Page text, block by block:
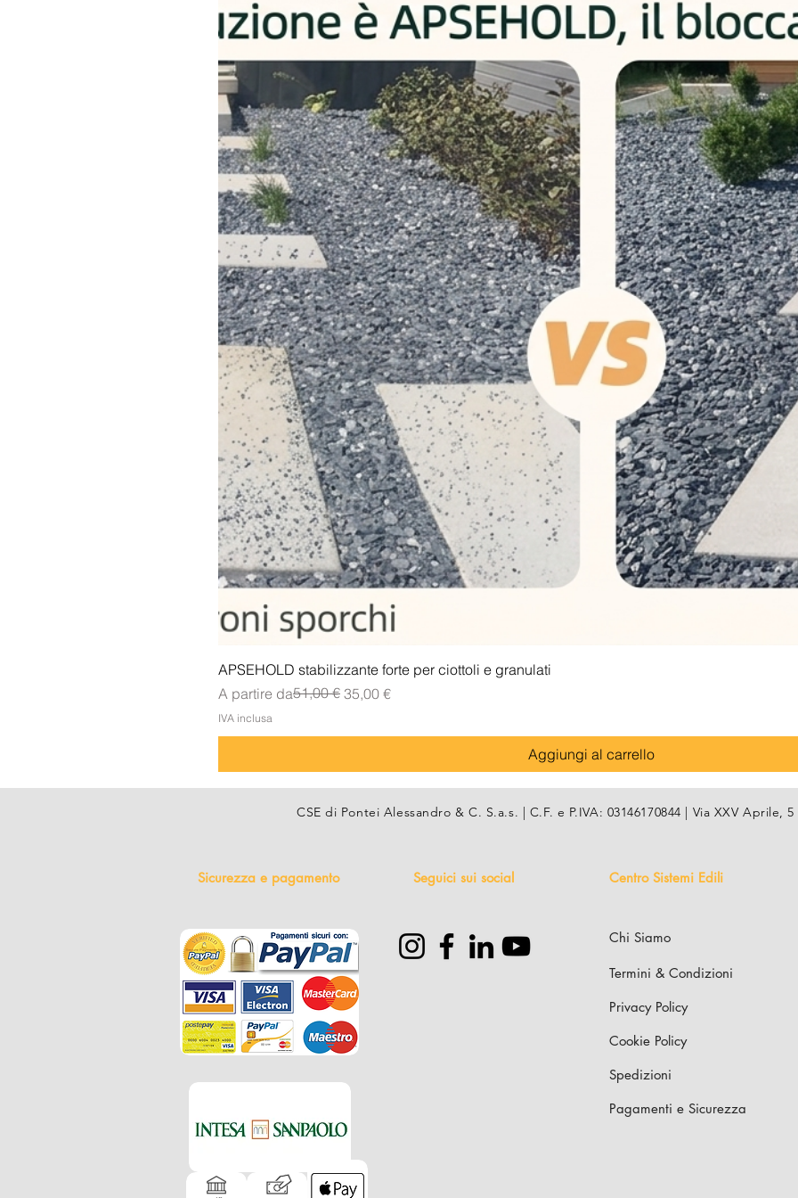
APSEHOLD stabilizzante forte per ciottoli e granulati
A partire da
Prezzo regolare51,00 € 35,00 €
Prezzo scontato
IVA inclusa
Aggiungi al carrello
CSE di Pontei Alessandro & C. S.a.s. | C.F. e P.IVA: 03146170844 | Via XXV Aprile,
Sicurezza e pagamento Seguici sui social Centro Sistemi Edili
Chi Siamo
Termini & Condizioni
Privacy Policy
Cookie Policy
Spedizioni
Pagamenti e Sicurezza